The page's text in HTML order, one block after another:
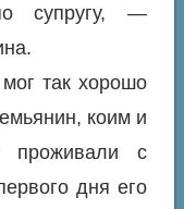
супругу, —
так хорошо
коим и
проживали с
дня его